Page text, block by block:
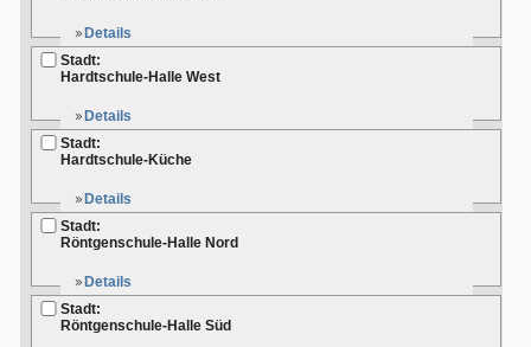
Details
Stadt:
Hardtschule-Halle West
Details
Stadt:
Hardtschule-Küche
Details
Stadt:
Röntgenschule-Halle Nord
Details
Stadt:
Röntgenschule-Halle Süd